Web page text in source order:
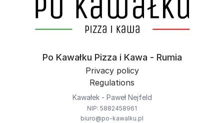
Po Kawałku Pizza i Kawa - Rumia
Privacy policy
Regulations
Kawałek - Paweł Nejfeld
NIP: 5882458961
biuro@po-kawalku.pl